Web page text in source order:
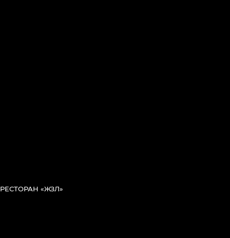
РЕСТОРАН «ЖЗЛ»